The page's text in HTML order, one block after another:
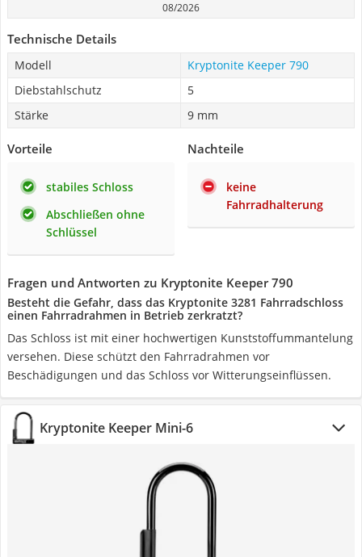
08/2026
Technische Details
Modell
Kryptonite Keeper 790
Diebstahlschutz
5
Stärke
9 mm
Vorteile
stabiles Schloss
Abschließen ohne
Schlüssel
Nachteile
keine
Fahrradhalterung
Fragen und Antworten zu Kryptonite Keeper 790
Besteht die Gefahr, dass das Kryptonite 3281 Fahrradschloss
einen Fahrradrahmen in Betrieb zerkratzt?
Das Schloss ist mit einer hochwertigen Kunststoffummantelung
versehen. Diese schützt den Fahrradrahmen vor
Beschädigungen und das Schloss vor Witterungseinflüssen.
Kryptonite Keeper Mini-6